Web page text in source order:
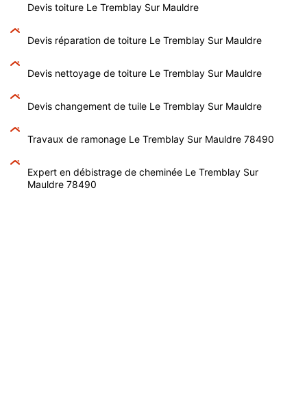
Devis toiture Le Tremblay Sur Mauldre
Devis réparation de toiture Le Tremblay Sur Mauldre
Devis nettoyage de toiture Le Tremblay Sur Mauldre
Devis changement de tuile Le Tremblay Sur Mauldre
Travaux de ramonage Le Tremblay Sur Mauldre 78490
Expert en débistrage de cheminée Le Tremblay Sur
Mauldre 78490